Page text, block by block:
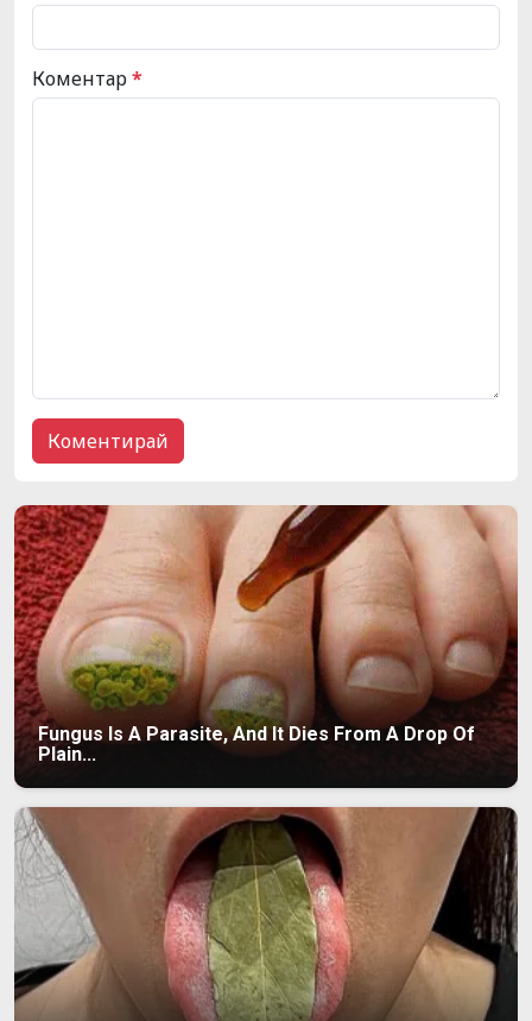
Коментар*
Fungus Is A Parasite, And It Dies From A Drop Of
Plain...